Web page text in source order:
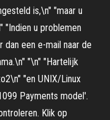
is,\n" "maar u
"Indien u problemen
een e-mail naar de
"\n" "Hartelijk
"en UNIX/Linux
Payments model'.
Klik op